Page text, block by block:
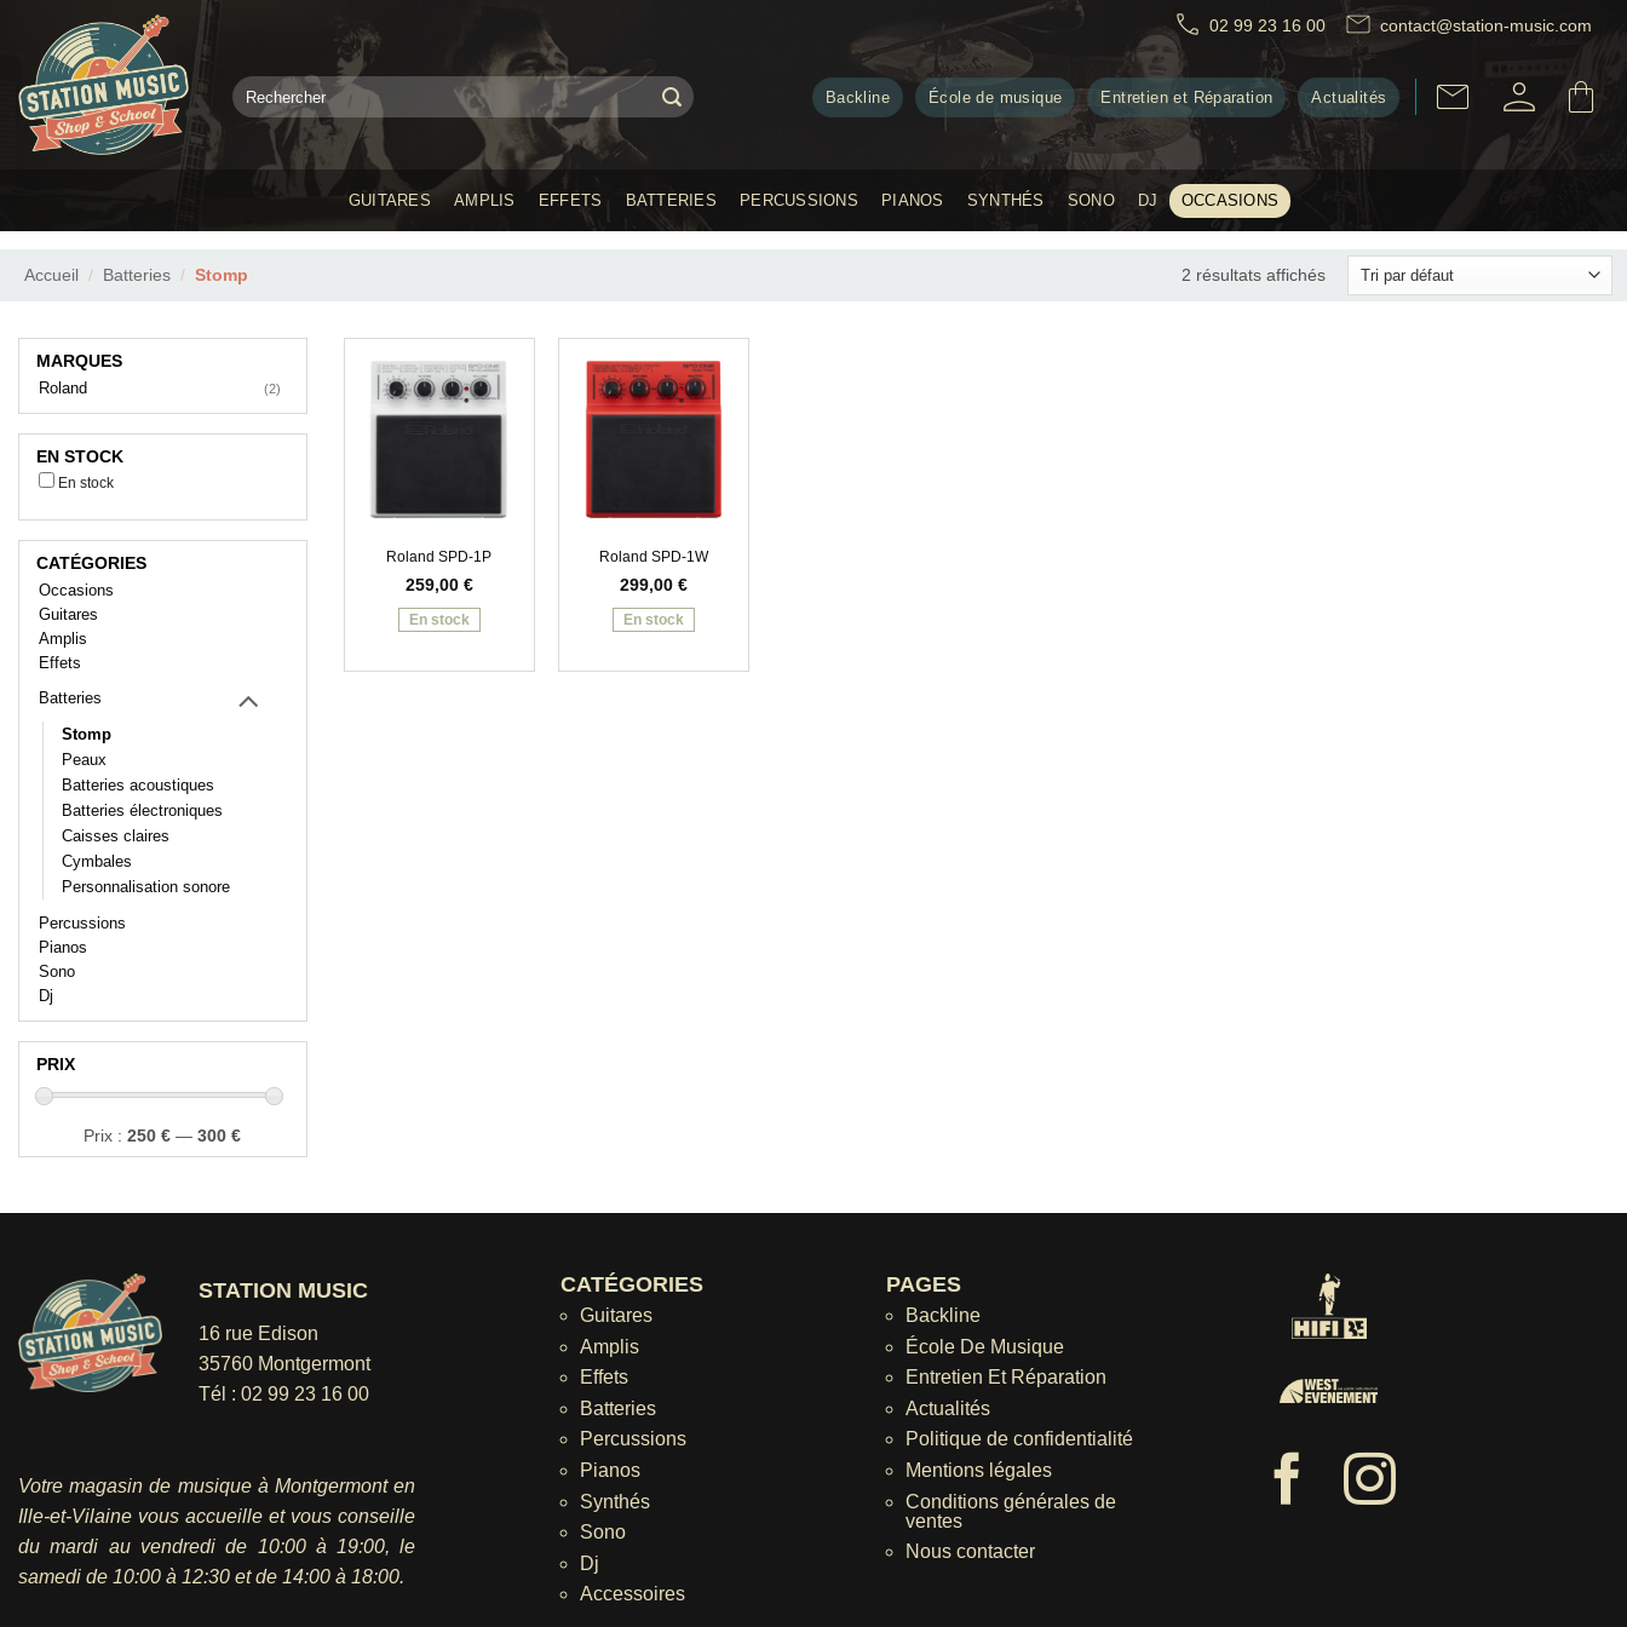
contenu
02 99 23 16 00 contact@station-music.com
Recherche
pour :
Backline École de musique Entretien et Réparation Actualités
GUITARES AMPLIS EFFETS BATTERIES PERCUSSIONS PIANOS SYNTHÉS SONO DJ OCCASIONS
Accueil / Batteries / Stomp 2 résultats affichés
MARQUES
Roland (2)
EN STOCK
En stock
CATÉGORIES
Occasions
Guitares
Amplis
Effets
Batteries
Stomp
Peaux
Batteries acoustiques
Batteries électroniques
Caisses claires
Cymbales
Personnalisation sonore
Percussions
Pianos
Sono
Dj
PRIX
Prix :250 € —300 €
Roland SPD-1P
259,00 €
En stock
Roland SPD-1W
299,00€
En stock
STATION MUSIC
16 rue Edison
35760 Montgermont
Tél : 02 99 23 16 00
Votre magasin de musique à Montgermont en
Ille-et-Vilaine vous accueille et vous conseille
du mardi au vendredi de 10:00 à 19:00, le
samedi de 10:00 à 12:30 et de 14:00 à 18:00.
CATÉGORIES
Guitares
Amplis
Effets
Batteries
Percussions
Pianos
Synthés
Sono
Dj
Accessoires
PAGES
Backline
École De Musique
Entretien Et Réparation
Actualités
Politique de confidentialité
Mentions légales
Conditions générales de
ventes
Nous contacter